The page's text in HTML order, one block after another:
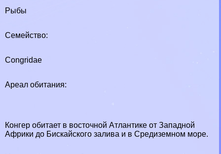
Рыбы
Семейство:
Congridae
Ареал обитания:
Конгер обитает в восточной Атлантике от Западной
Африки до Бискайского залива и в Средиземном море.